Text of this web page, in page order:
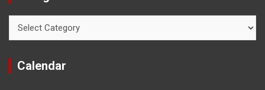
Calendar